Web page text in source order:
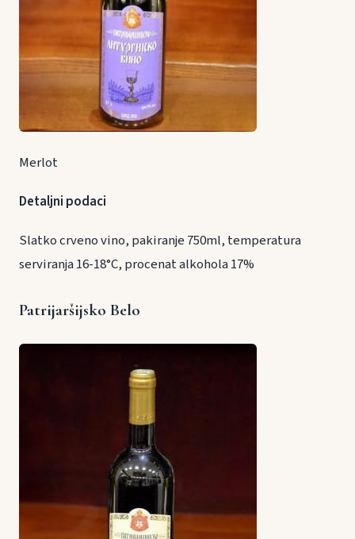
Merlot
Detaljni podaci
Slatko crveno vino, pakiranje 750ml, temperatura
serviranja 16-18°C, procenat alkohola 17%
Patrijaršijsko Belo